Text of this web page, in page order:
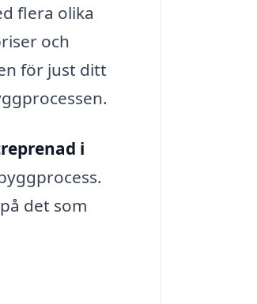
flera olika
och
för just ditt
i
det som